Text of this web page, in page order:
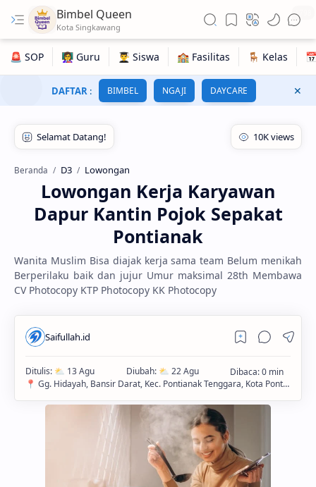
Bimbel Queen 1798
DAFTAR : BIMBEL NGAJI DAYCARE
Beranda D3 Lowongan
Lowongan Kerja Karyawan
Dapur Kantin Pojok Sepakat
Pontianak
Wanita Muslim Bisa diajak kerja sama team Belum menikah
Berperilaku baik dan jujur Umur maksimal 28th Membawa
CV Photocopy KTP Photocopy KK Photocopy